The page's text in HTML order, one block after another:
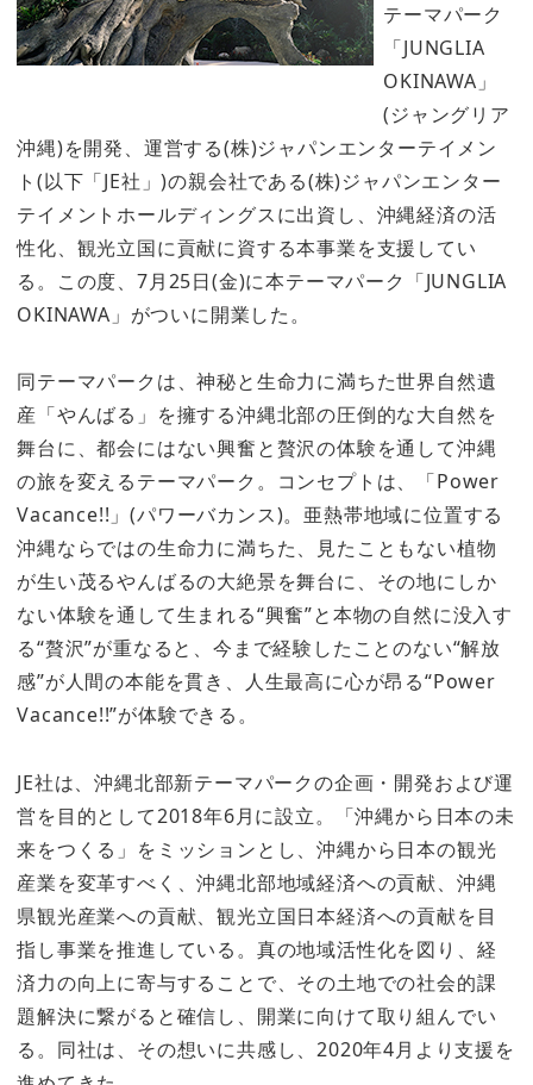
テーマパーク
「JUNGLIA
OKINAWA」
(ジャングリア
沖縄)を開発、運営する(株)ジャパンエンターテイメン
ト(以下「JE社」)の親会社である(株)ジャパンエンター
テイメントホールディングスに出資し、沖縄経済の活
性化、観光立国に貢献に資する本事業を支援してい
る。この度、7月25日(金)に本テーマパーク「JUNGLIA
OKINAWA」がついに開業した。
同テーマパークは、神秘と生命力に満ちた世界自然遺
産「やんばる」を擁する沖縄北部の圧倒的な大自然を
舞台に、都会にはない興奮と贅沢の体験を通して沖縄
の旅を変えるテーマパーク。コンセプトは、「Power
Vacance!!」(パワーバカンス)。亜熱帯地域に位置する
沖縄ならではの生命力に満ちた、見たこともない植物
が生い茂るやんばるの大絶景を舞台に、その地にしか
ない体験を通して生まれる“興奮”と本物の自然に没入す
る“贅沢”が重なると、今まで経験したことのない“解放
感”が人間の本能を貫き、人生最高に心が昂る“Power
Vacance!!”が体験できる。
JE社は、沖縄北部新テーマパークの企画・開発および運
営を目的として2018年6月に設立。「沖縄から日本の未
来をつくる」をミッションとし、沖縄から日本の観光
産業を変革すべく、沖縄北部地域経済への貢献、沖縄
県観光産業への貢献、観光立国日本経済への貢献を目
指し事業を推進している。真の地域活性化を図り、経
済力の向上に寄与することで、その土地での社会的課
題解決に繋がると確信し、開業に向けて取り組んでい
る。同社は、その想いに共感し、2020年4月より支援を